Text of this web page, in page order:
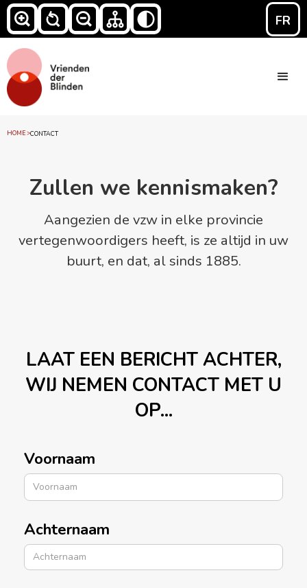
FR
HOME>CONTACT
Zullen we kennismaken?
Aangezien de vzw in elke provincie
vertegenwoordigers heeft, is ze altijd in uw
buurt, en dat, al sinds 1885.
LAAT EEN BERICHT ACHTER,
WIJ NEMEN CONTACT MET U
OP...
Voornaam
Achternaam